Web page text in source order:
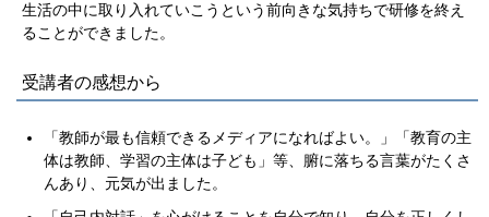
生活の中に取り入れていこうという前向きな気持ちで研修を終え
ることができました。
受講者の感想から
「教師が最も信頼できるメディアになればよい。」「教育の主
体は教師、学習の主体は子ども」等、腑に落ちる言葉がたくさ
んあり、元気が出ました。